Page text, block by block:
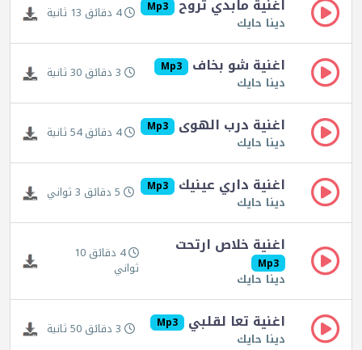
اغنية مابدي تروح Mp3
دينا حايك 4 دقائق 13 ثانية
اغنية شو بخاف Mp3
دينا حايك 3 دقائق 30 ثانية
اغنية درب الهوى Mp3
دينا حايك 4 دقائق 54 ثانية
اغنية داري عينيك Mp3
دينا حايك 5 دقائق 3 ثواني
اغنية خلاص ارتحت
Mp3
دينا حايك
4 دقائق 10
ثواني
اغنية تعا لقلبي Mp3
دينا حايك 3 دقائق 50 ثانية